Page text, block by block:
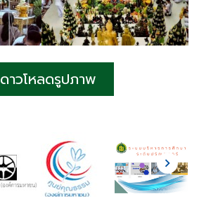
ดาวโหลดรูปภาพ